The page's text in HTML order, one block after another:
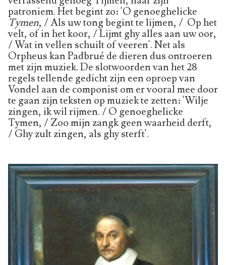
patroniem. Het begint zo: 'O genoeghelicke
Tymen, / Als uw tong begint te lijmen, / Op het
velt, of in het koor, / Lijmt ghy alles aan uw oor,
/ Wat in vellen schuilt of veeren'. Net als
Orpheus kan Padbrué de dieren dus ontroeren
met zijn muziek. De slotwoorden van het 28
regels tellende gedicht zijn een oproep van
Vondel aan de componist om er vooral mee door
te gaan zijn teksten op muziek te zetten: 'Wilje
zingen, ik wil rijmen. / O genoeghelicke
Tymen, / Zoo mijn zangk geen waarheid derft,
/ Ghy zult zingen, als ghy sterft'.